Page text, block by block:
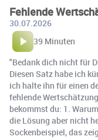
Fehlende
30.07.2026
39 Minuten
"Bedank dich nicht für
Diesen Satz habe ich
ich halte ihn für einen
fehlende
bekommst du: 1.
die Lösung aber nicht
Sockenbeispiel, das